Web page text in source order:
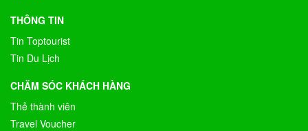
THÔNG TIN
Tin Toptourist
Tin Du Lịch
CHĂM SÓC KHÁCH HÀNG
Thẻ thành viên
Travel Voucher